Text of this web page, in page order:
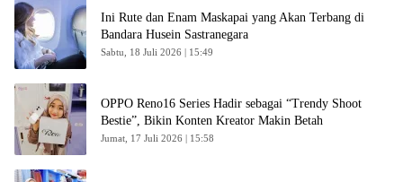
Ini Rute dan Enam Maskapai yang Akan Terbang di
Bandara Husein Sastranegara
Sabtu, 18 Juli 2026 | 15:49
OPPO Reno16 Series Hadir sebagai “Trendy Shoot
Bestie”, Bikin Konten Kreator Makin Betah
Jumat, 17 Juli 2026 | 15:58